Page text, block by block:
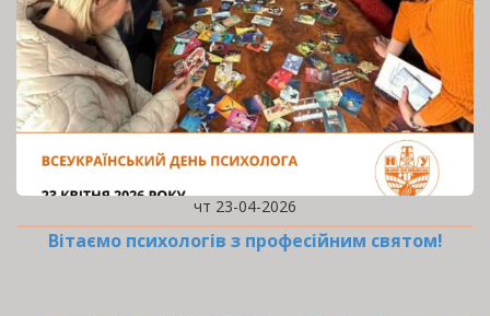
чт 23-04-2026
Вітаємо психологів з професійним святом!